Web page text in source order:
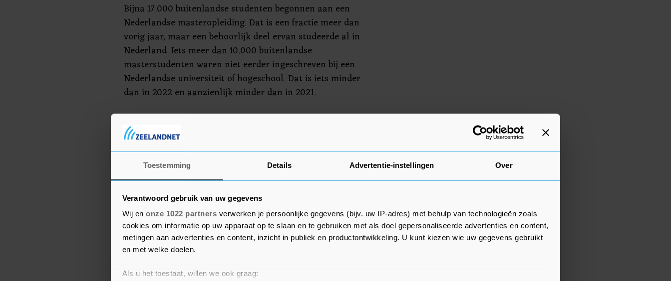
Toestemming Details Advertentie-instellingen Over
Verantwoord gebruik van uw gegevens
Wij en onze 1022 partners verwerken je persoonlijke gegevens (bijv. uw IP-adres) met behulp van technologieën zoals
cookies om informatie op uw apparaat op te slaan en te gebruiken met als doel gepersonaliseerde advertenties en content,
metingen aan advertenties en content, inzicht in publiek en productontwikkeling. U kunt kiezen wie uw gegevens gebruikt
en met welke doelen.
Als u het toestaat, willen we ook graag:
Bijna 17.000 buitenlandse studenten begonnen aan een
Nederlandse masteropleiding. Dat is een fractie meer dan
vorig jaar, maar een behoorlijk deel ervan studeerde al in
Nederland. Iets meer dan 10.000 buitenlandse
masterstudenten waren niet eerder ingeschreven bij een
Nederlandse universiteit of hogeschool. Dat is iets minder
dan in 2022 en aanzienlijk minder dan in 2021.
Numerus fixus
van de bachelor-opleidingen in het Nederlands gegeven
en 30 procent in het Engels. De rest is tweetalig. Bij de
procent in het Engels en 9 procent tweetalig.
De Onderwijsraad heeft dinsdag advies uitgebracht over
de kabinetsplannen om het aantal buitenlandse
studenten te beperken. Het adviesorgaan heeft vooral
kritiek op voorgestelde beperkingen op het aantal